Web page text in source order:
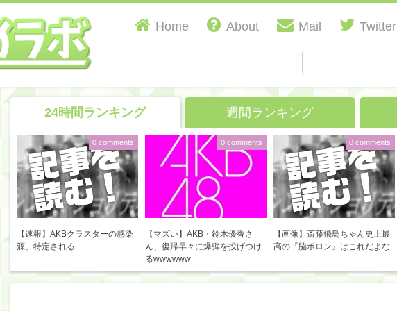
Home About Mail Twitter
24時間ランキング 週間ランキング
【速報】AKBクラスターの感染
源、特定される
0 comments
【マズい】AKB・鈴木優香さ
ん、復帰早々に爆弾を投げつけ
るwwwwww
0 comments
【画像】斎藤飛鳥ちゃん史上最
高の『脇ボロン』はこれだよな
0 comments